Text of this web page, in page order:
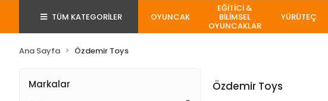
TÜM KATEGORİLER OYUNCAK
EĞİTİCİ &
BİLİMSEL
OYUNCAKLAR
YÜRÜTEÇ
Ana Sayfa Özdemir Toys
Markalar Özdemir Toys